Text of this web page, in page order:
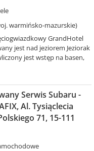
warmińsko-mazurskie)
GrandHotel
jest nad jeziorem Jeziorak
jest wstęp na basen,
Serwis Subaru -
Al. Tysiąclecia
71, 15-111